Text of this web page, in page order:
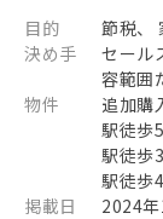
目的
節税、
決め手
セール
容範囲
物件
追加購
駅徒歩
駅徒歩
駅徒歩
掲載日
2024